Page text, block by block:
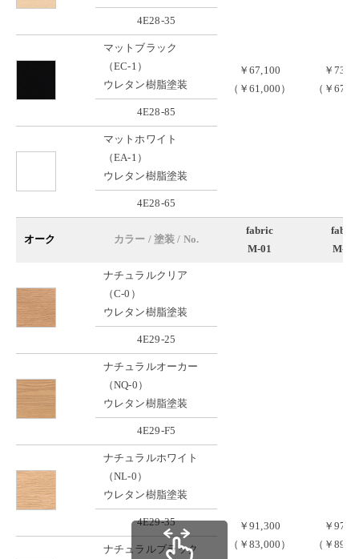
￥67,100
（￥61,000）
￥
（￥
4E28-35
マットブラック
（EC-1）
ウレタン樹脂塗装
4E28-85
マットホワイト
（EA-1）
ウレタン樹脂塗装
4E28-65
オーク カラー / 塗装 / No.
fabric
M-01
fabric
M-02
ナチュラルクリア
（C-0）
ウレタン樹脂塗装
￥91,300
（￥83,000）
￥
（￥
4E29-25
ナチュラルオーカー
（NQ-0）
ウレタン樹脂塗装
4E29-F5
ナチュラルホワイト
（NL-0）
ウレタン樹脂塗装
4E29-35
ナチュラルブラック